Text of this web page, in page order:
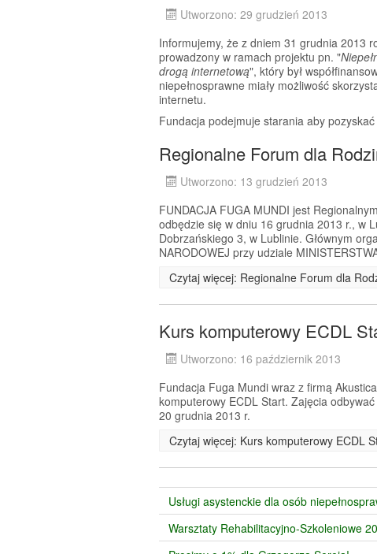
Utworzono: 29 grudzień 2013
Informujemy, że z dniem 31 grudnia 2013
prowadzony w ramach projektu pn. "
drogą internetową", który był
niepełnosprawne miały możliwość
internetu.
Fundacja podejmuje starania aby
Regionalne Forum dla
Utworzono: 13 grudzień 2013
FUNDACJA FUGA MUNDI jest
odbędzie się w dniu 16 grudnia 2013 r., w
Dobrzańskiego 3, w Lublinie. Głównym
NARODOWEJ przy udziale
Czytaj więcej: Regionalne Forum dla
Kurs komputerowy ECDL
Utworzono: 16 październik 2013
Fundacja Fuga Mundi wraz z firmą
komputerowy ECDL Start. Zajęcia
20 grudnia 2013 r.
Czytaj więcej: Kurs komputerowy ECDL
Usługi asystenckie dla osób
Warsztaty Rehabilitacyjno-Szkoleniowe